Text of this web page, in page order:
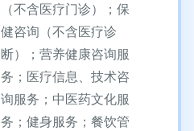
（不含医疗门诊）；保
健咨询（不含医疗诊
断）；营养健康咨询服
务；医疗信息、技术咨
询服务；中医药文化服
务；健身服务；餐饮管